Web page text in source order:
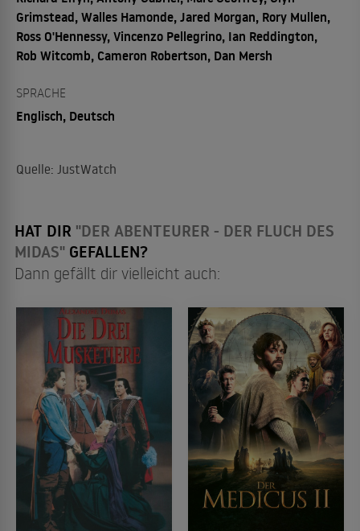
Grimstead, Walles Hamonde, Jared Morgan, Rory Mullen,
Ross O'Hennessy, Vincenzo Pellegrino, Ian Reddington,
Rob Witcomb, Cameron Robertson, Dan Mersh
SPRACHE
Englisch, Deutsch
Quelle: JustWatch
HAT DIR "DER ABENTEURER - DER FLUCH DES
MIDAS" GEFALLEN?
Dann gefällt dir vielleicht auch: